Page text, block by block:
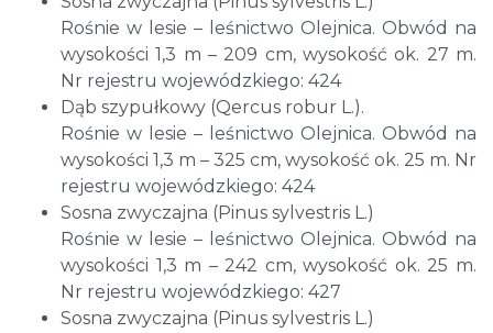
Rośnie w lesie – leśnictwo Olejnica. Obwód na
wysokości 1,3 m – 209 cm, wysokość ok. 27 m.
Nr rejestru wojewódzkiego: 424
Dąb szypułkowy (Qercus robur L.).
Rośnie w lesie – leśnictwo Olejnica. Obwód na
wysokości 1,3 m – 325 cm, wysokość ok. 25 m. Nr
rejestru wojewódzkiego: 424
Sosna zwyczajna (Pinus sylvestris L.)
Rośnie w lesie – leśnictwo Olejnica. Obwód na
wysokości 1,3 m – 242 cm, wysokość ok. 25 m.
Nr rejestru wojewódzkiego: 427
Sosna zwyczajna (Pinus sylvestris L.)